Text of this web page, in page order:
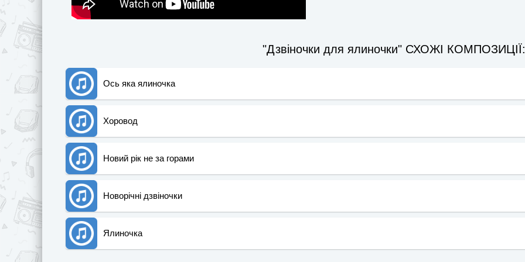
"Дзвіночки для ялиночки" СХОЖІ КОМПОЗИЦІЇ:
Ось яка ялиночка
Хоровод
Новий рік не за горами
Новорічні дзвіночки
Ялиночка